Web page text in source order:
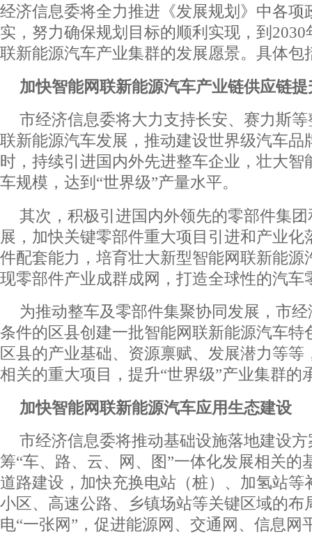
经济信息委将全力推进《发展规划》中各项
实，努力确保规划目标的顺利实现，到
联新能源汽车产业集群的发展愿景。具体包
加快智能网联新能源汽车产业链供应链提
市经济信息委将大力支持长安、赛力斯
联新能源汽车发展，推动建设世界级汽车品
时，持续引进国内外先进整车企业，壮大智
车规模，达到“世界级”产量水平。
其次，积极引进国内外领先的零部件集
展，加快关键零部件重大项目引进和产业化
件配套能力，培育壮大新型智能网联新能源
现零部件产业成群成网，打造全球性的汽车
为推动整车及零部件集聚协同发展，市
条件的区县创建一批智能网联新能源汽车特
区县的产业基础、资源禀赋、发展潜力等等
相关的重大项目，提升“世界级”产业集群的
加快智能网联新能源汽车应用生态建设
市经济信息委将推动基础设施落地建设
筹“车、路、云、网、图”一体化发展相关的
道路建设，加快充换电站（桩）、加氢站等
小区、高速公路、乡镇场站等关键区域的布
电“一张网”，促进能源网、交通网、信息网